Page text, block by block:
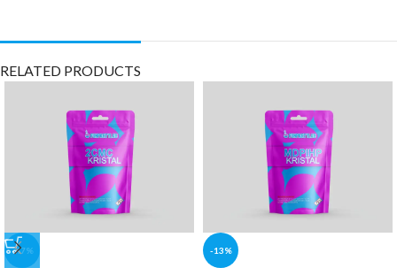
RELATED PRODUCTS
-47% -13%